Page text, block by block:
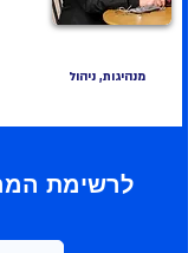
מנהיגות, ניהול
לרשימת